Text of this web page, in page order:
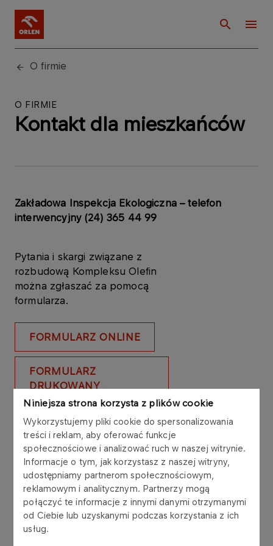
Niniejsza strona korzysta z plików cookie
Wykorzystujemy pliki cookie do spersonalizowania
treści i reklam, aby oferować funkcje
społecznościowe i analizować ruch w naszej witrynie.
Informacje o tym, jak korzystasz z naszej witryny,
udostępniamy partnerom społecznościowym,
reklamowym i analitycznym. Partnerzy mogą
połączyć te informacje z innymi danymi otrzymanymi
od Ciebie lub uzyskanymi podczas korzystania z ich
usług.
O firmie
O FIRMIE
Kontakt dla mieszkańców
Zakładowa Inspekcja Ekologiczna – telefon
interwencyjny (24) 365 44 99
Pytania i skargi związane z
rozbudową Kompleksu Olefin
można zgłaszać za pomocą
formularza.
FORMULARZ ONLINE
FORMULARZ
DRUKOWANY
Zgłoszenia drukowane prosimy kierować na adres:
Biuro Intensyfikacji Produkcji Olefin
ORLEN S.A.
ul. Chemików 7, 09-411 Płock
Dla dostawców